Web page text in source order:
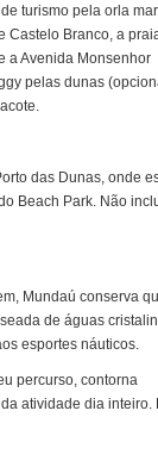
turismo pela orla
Castelo Branco, a
a Avenida Monsenhor
pelas dunas
das Dunas, onde
Beach Park. Não
Mundaú conserva
de águas
esportes náuticos.
percurso, contorna
atividade dia inteiro.